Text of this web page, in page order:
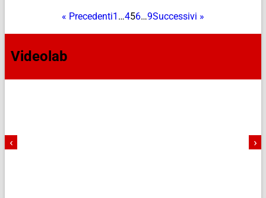
« Precedenti1 …456…9Successivi »
Videolab
‹ ›